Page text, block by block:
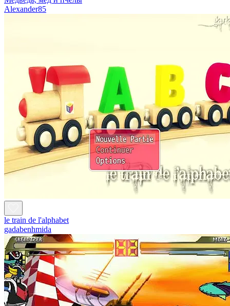
Alexander85
le train de l'alphabet
gadabenhmida